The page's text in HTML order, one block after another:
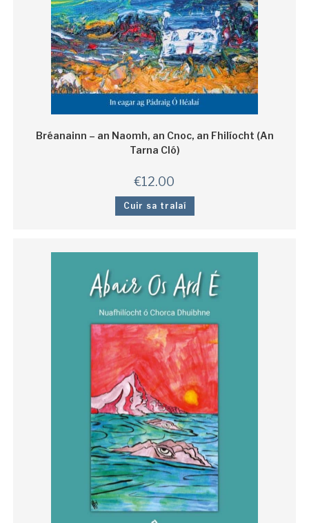
Bréanainn – an Naomh, an Cnoc, an Fhilíocht (An
Tarna Cló)
€12.00
Cuir sa tralaí